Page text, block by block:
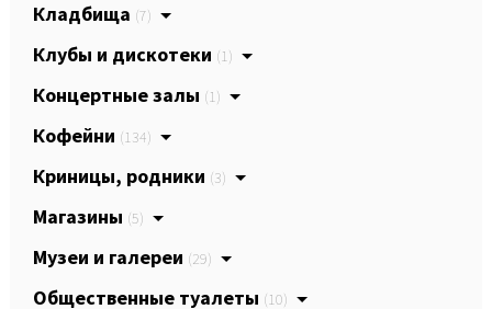
Кладбища (7)
Клубы и дискотеки (1)
Концертные залы (1)
Кофейни (134)
Криницы, родники (3)
Магазины (5)
Музеи и галереи (29)
Общественные туалеты (10)